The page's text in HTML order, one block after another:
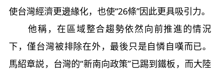
使台灣經濟更邊緣化，也使“26條”因此更具吸引力。
他稱，在區域整合趨勢依然向前推進的情況
下，僅台灣被排除在外，最後只是自憐自嘆而已。
馬紹章説，台灣的“新南向政策”已踢到鐵板，而大陸